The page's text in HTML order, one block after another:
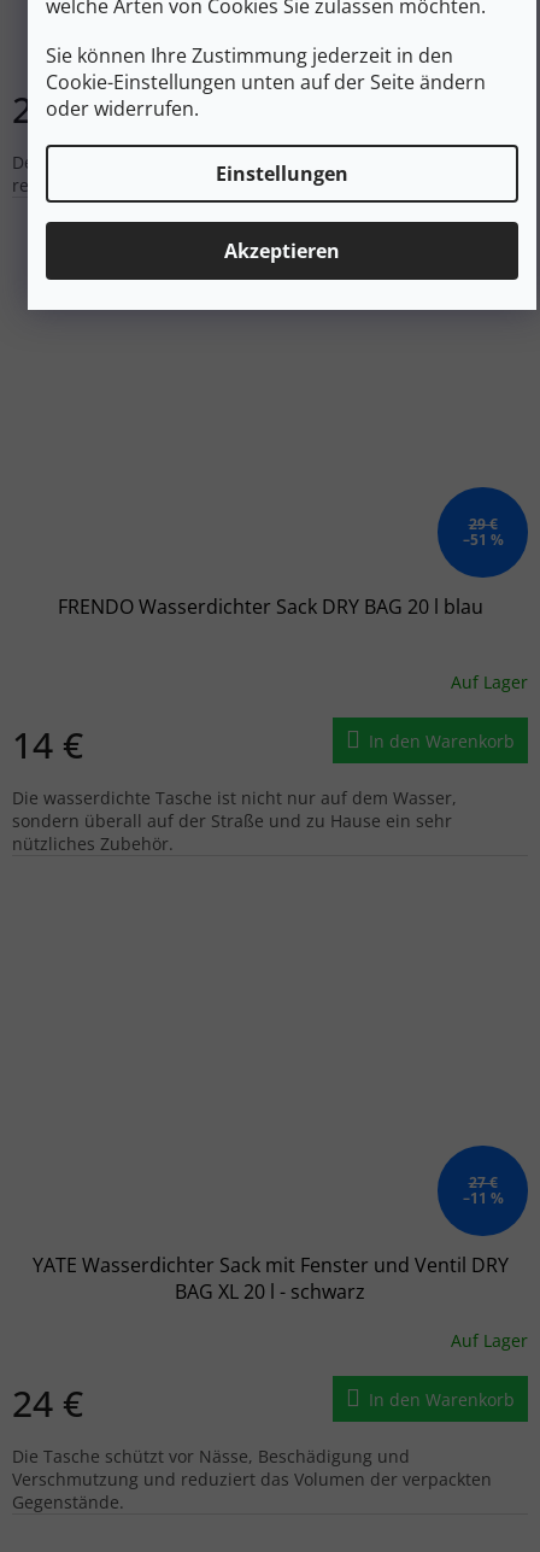
welche Arten von Cookies Sie zulassen möchten.
Sie können Ihre Zustimmung jederzeit in den
Cookie-Einstellungen unten auf der Seite ändern
oder widerrufen.
Einstellungen
Akzeptieren
20 €
Der leichte 18-Liter-Kompressionskleidersack von Tatonka aus
recyceltem Polyester.
29 €
–51 %
FRENDO Wasserdichter Sack DRY BAG 20 l blau
Auf Lager
14 € In den Warenkorb
Die wasserdichte Tasche ist nicht nur auf dem Wasser,
sondern überall auf der Straße und zu Hause ein sehr
nützliches Zubehör.
27 €
–11 %
YATE Wasserdichter Sack mit Fenster und Ventil DRY
BAG XL 20 l - schwarz
Auf Lager
24 € In den Warenkorb
Die Tasche schützt vor Nässe, Beschädigung und
Verschmutzung und reduziert das Volumen der verpackten
Gegenstände.